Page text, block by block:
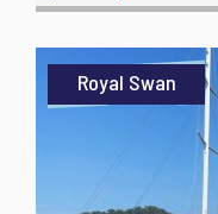
Royal Swan